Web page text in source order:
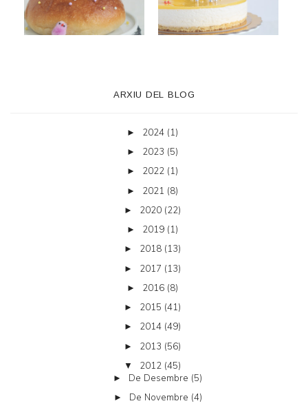
ARXIU DEL BLOG
► 2024 (1)
► 2023 (5)
► 2022 (1)
► 2021 (8)
► 2020 (22)
► 2019 (1)
► 2018 (13)
► 2017 (13)
► 2016 (8)
► 2015 (41)
► 2014 (49)
► 2013 (56)
▼ 2012 (45)
► De Desembre (5)
► De Novembre (4)